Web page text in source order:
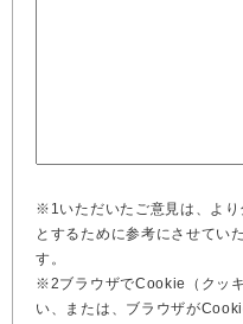
※1いただいたご意見は、より
とするために参考にさせてい
す。
※2ブラウザでCookie（クッ
い、または、ブラウザが